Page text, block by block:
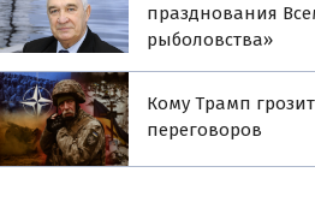
празднования
рыболовства»
Кому Трамп
переговоров